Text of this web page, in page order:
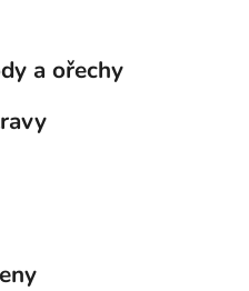
a ořechy